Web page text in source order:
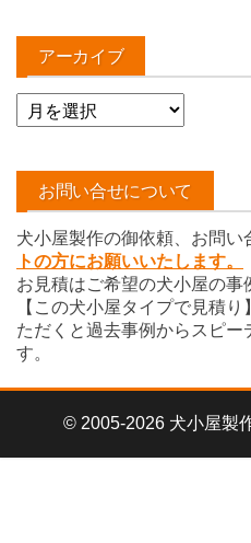
アーカイブ
ア
ー
イ
お問い合せについて
犬小屋製作の御依頼、お問い
トの方にお願いいたします。
お見積はご希望の犬小屋の
【この犬小屋タイプで見積
ただくと過去事例からスピー
す。
© 2005-2026 犬小屋製